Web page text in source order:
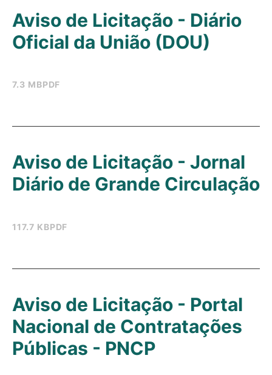
7.3 MBPDF
Aviso de Licitação - Diário
Oficial da União (DOU)
117.7 KBPDF
Aviso de Licitação - Jornal
Diário de Grande Circulação
Aviso de Licitação - Portal
Nacional de Contratações
Públicas - PNCP